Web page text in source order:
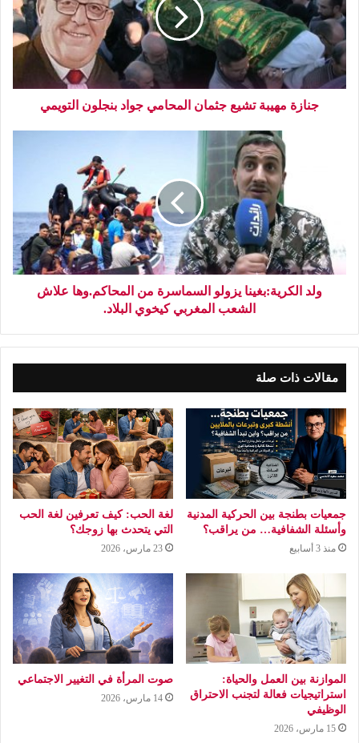
جنازة مهيبة تشيع جثمان المحامي جواد بنجلون التويمي
ولد الكرية:بغينا يزولو السماسرة من المحاكم.وها علاش
الشعب المغربي كيخوي البلاد.
مقالات ذات صلة
جمعيات بطنجة بين الحركية المدنية
وأسئلة الشفافية… من يراقب؟
منذ 3 أسابيع
لغة الحب: كيف تعرفين لغة الحب
التي يتحدث بها زوجك؟
23 مارس، 2026
الموازنة بين العمل والحياة:
استراتيجيات فعالة لتجنب الاحتراق
الوظيفي
15 مارس، 2026
صوت المرأة في التغيير الاجتماعي
14 مارس، 2026